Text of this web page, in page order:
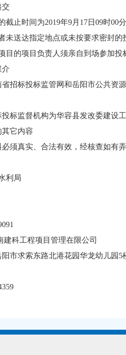
交
截止时间为2019年9月17日09时
未送达指定地点或未按要求密封
目的项目负责人须亲自到场参加
介
招标投标监管网和岳阳市公共资
标监督机构为华容县发改委建设
它内容
须真实、合法有效，经核查如有
利局
建科工程项目管理在限公司
市求索东路北港花园华龙幼儿园5